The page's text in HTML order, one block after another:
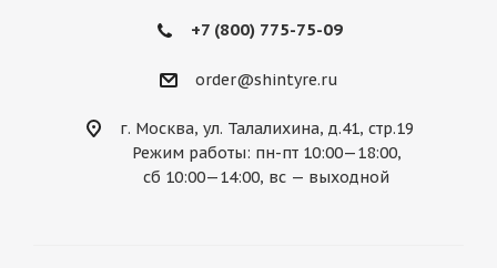
+7 (800) 775-75-09
order@shintyre.ru
г. Москва, ул. Талалихина, д.41, стр.19
Режим работы: пн-пт 10:00—18:00,
сб 10:00—14:00, вс — выходной